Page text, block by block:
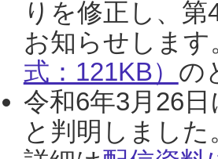
りを修正し、
お知らせします
式：121KB） の
令和6年3月26
と判明しまし